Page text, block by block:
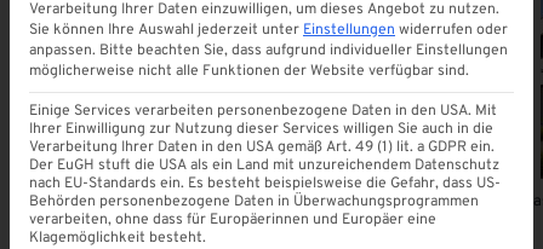
ALLE
Alle Produkte ansehen Terrassenüberdachung aus Aluminium
Verarbeitung Ihrer Daten einzuwilligen, um dieses Angebot zu nutzen.
Sie können Ihre Auswahl jederzeit unter Einstellungen widerrufen oder
anpassen. Bitte beachten Sie, dass aufgrund individueller Einstellungen
möglicherweise nicht alle Funktionen der Website verfügbar sind.
Einige Services verarbeiten personenbezogene Daten in den USA. Mit
Ihrer Einwilligung zur Nutzung dieser Services willigen Sie auch in die
Verarbeitung Ihrer Daten in den USA gemäß Art. 49 (1) lit. a GDPR ein.
Der EuGH stuft die USA als ein Land mit unzureichendem Datenschutz
nach EU-Standards ein. Es besteht beispielsweise die Gefahr, dass US-
Behörden personenbezogene Daten in Überwachungsprogrammen
verarbeiten, ohne dass für Europäerinnen und Europäer eine
Klagemöglichkeit besteht.